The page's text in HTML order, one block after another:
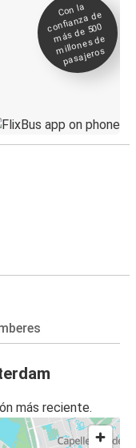
Con la
confianza de
más de 500
millones de
pasajeros
más reciente.